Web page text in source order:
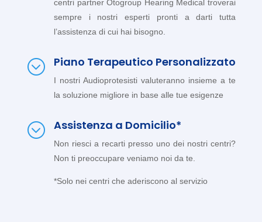
centri partner Otogroup Hearing Medical troverai
sempre i nostri esperti pronti a darti tutta
l’assistenza di cui hai bisogno.
; Piano Terapeutico Personalizzato
I nostri Audioprotesisti valuteranno insieme a te
la soluzione migliore in base alle tue esigenze
; Assistenza a Domicilio*
Non riesci a recarti presso uno dei nostri centri?
Non ti preoccupare veniamo noi da te.
*Solo nei centri che aderiscono al servizio